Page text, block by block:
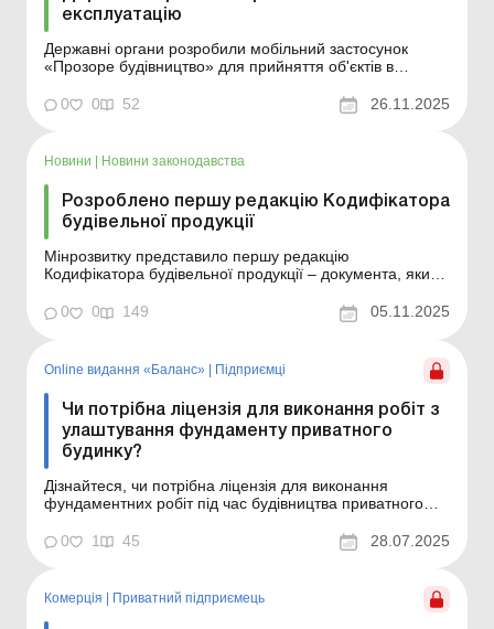
експлуатацію
Державні органи розробили мобільний застосунок
«Прозоре будівництво» для прийняття об'єктів в
за темою: Чи можна здавати в оренду об’єкт
незавершеного будівництва? Процедура прийняття
0 0 52 26.11.2025
Новини Новини законодавства
Розроблено першу редакцію Кодифікатора
будівельної продукції
Мінрозвитку представило першу редакцію
Кодифікатора будівельної продукції – документа, який
виробів і конструкцій, що використовуються у
будівництві. Що саме пропонує відомство? Більше за
документи по...
0 0 149 05.11.2025
Online видання «Баланс» | Підприємці
Чи потрібна ліцензія для виконання робіт з
улаштування фундаменту приватного
будинку?
Дізнайтеся, чи потрібна ліцензія для виконання
фундаментних робіт під час будівництва приватного
Практична ситуація Фізособа-підприємець працює за
КВЕД 43.99. Чи потрібна йому ліцензія для виконання
Ні...
0 1 45 28.07.2025
Комерція | Приватний підприємець